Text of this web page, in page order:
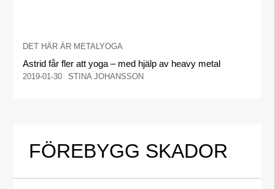
DET HÄR ÄR METALYOGA
Astrid får fler att yoga – med hjälp av heavy metal
2019-01-30 STINA JOHANSSON
FÖREBYGG SKADOR